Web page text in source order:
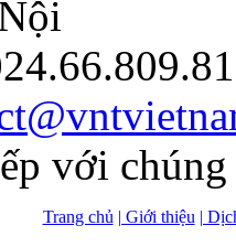
với
Trang chủ | Giới thiệu |